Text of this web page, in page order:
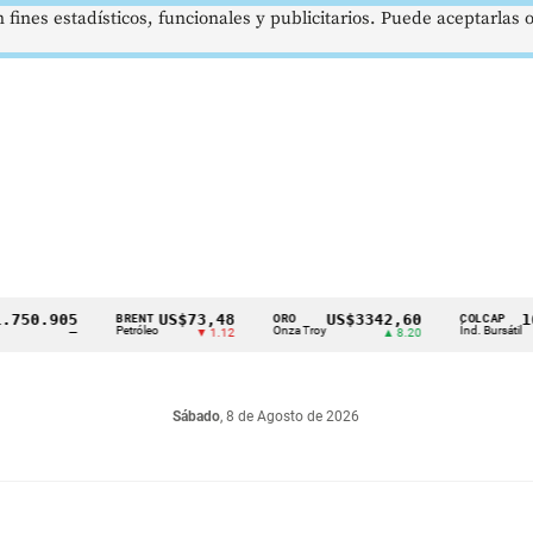
BRENT
Petróleo
US$73,48
▼ 1.12
ORO
Onza Troy
US$3342,60 COLCAP
Índ. Bursátil
Sábado, 8 de Agosto de 2026
estadísticos, funcionales y publicitarios. Puede aceptarlas